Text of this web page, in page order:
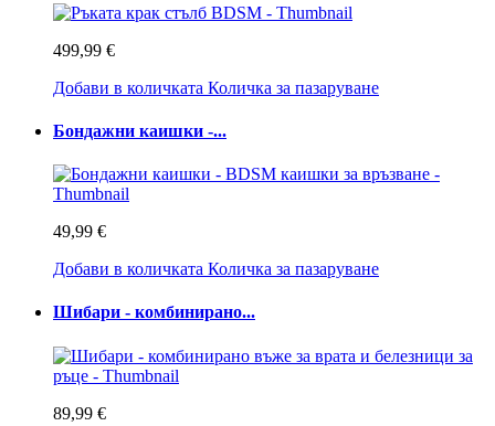
499,99 €
Добави в количката Количка за пазаруване
Бондажни каишки -...
49,99 €
Добави в количката Количка за пазаруване
Шибари - комбинирано...
89,99 €